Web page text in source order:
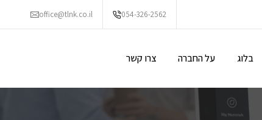
054-326-2562
office@tlnk.co.il
בלוג על החברה צרו קשר